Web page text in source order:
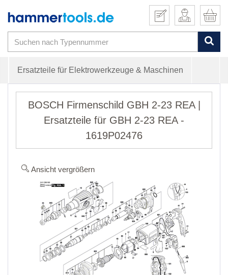
Ersatzteile für Elektrowerkzeuge & Maschinen
BOSCH Firmenschild GBH 2-23 REA |
Ersatzteile für GBH 2-23 REA -
1619P02476
Ansicht vergrößern